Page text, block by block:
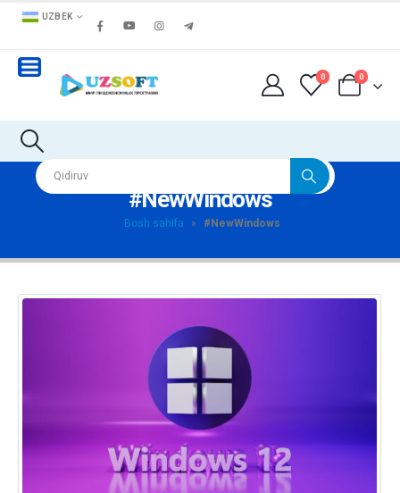
UZBEK
0 0
#NewWindows
Bosh sahifa » #NewWindows